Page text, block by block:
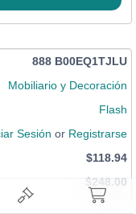
888 B00EQ1TJLU
Mobiliario y Decoración
Flash
Sesión or Registrarse
$118.94
$248.00
Nuevo